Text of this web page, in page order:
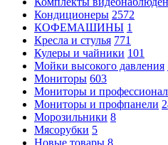
Кондиционеры 2572
КОФЕМАШИНЫ 1
Кресла и стулья 771
Кулеры и чайники 101
Мойки высокого давления
Мониторы 603
Мониторы и
Мониторы и профпанели
Морозильники 8
Мясорубки 5
Новые товары 8